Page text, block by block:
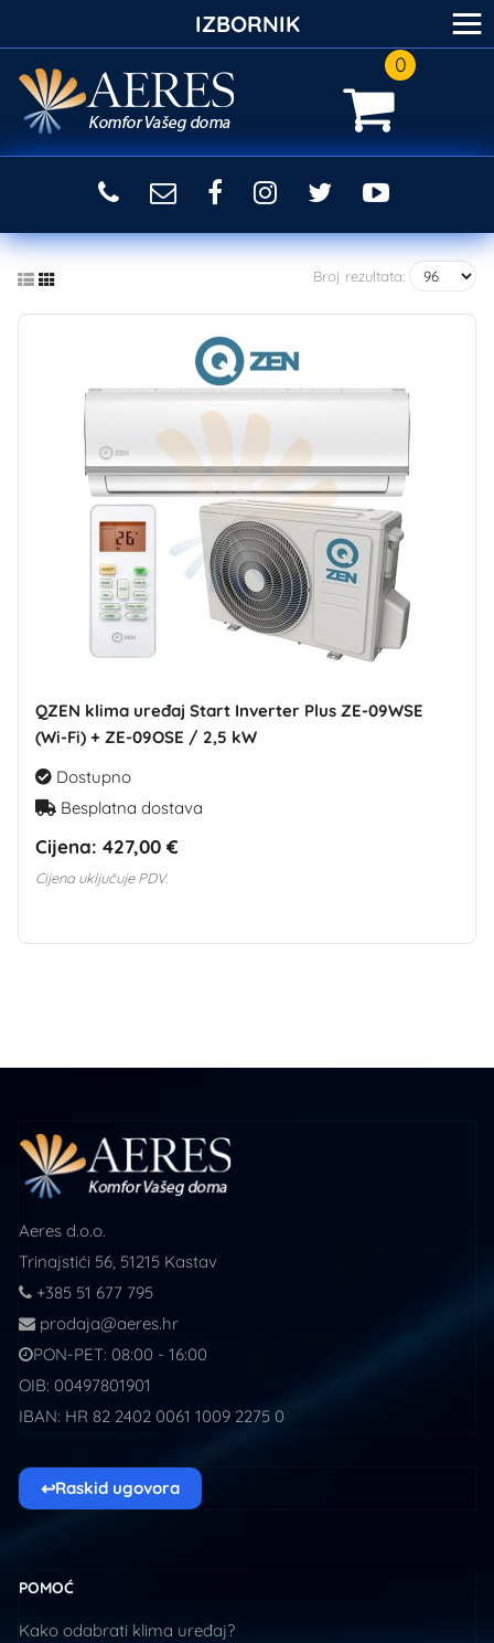
0
Broj rezultata:
QZEN klima uređaj Start Inverter Plus ZE-09WSE
(Wi-Fi) + ZE-09OSE / 2,5 kW
Dostupno
Besplatna dostava
Cijena: 427,00 €
Cijena uključuje PDV.
Aeres d.o.o.
Trinajstići 56, 51215 Kastav
+385 51 677 795
prodaja@aeres.hr
PON-PET: 08:00 - 16:00
OIB: 00497801901
IBAN: HR 82 2402 0061 1009 2275 0
↩Raskid ugovora
POMOĆ
Kako odabrati klima uređaj?
IZBORNIK ≡